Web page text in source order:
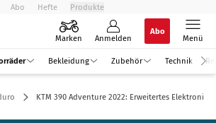
Abo Hefte Produkte
Marken Anmelden
Abo
Menü
Bekleidung Zubehör Technik
KTM 390 Adventure 2022: Erweitertes